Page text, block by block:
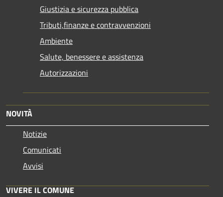
Giustizia e sicurezza pubblica
Tributi,finanze e contravvenzioni
Ambiente
Salute, benessere e assistenza
Autorizzazioni
NOVITÀ
Notizie
Comunicati
Avvisi
VIVERE IL COMUNE